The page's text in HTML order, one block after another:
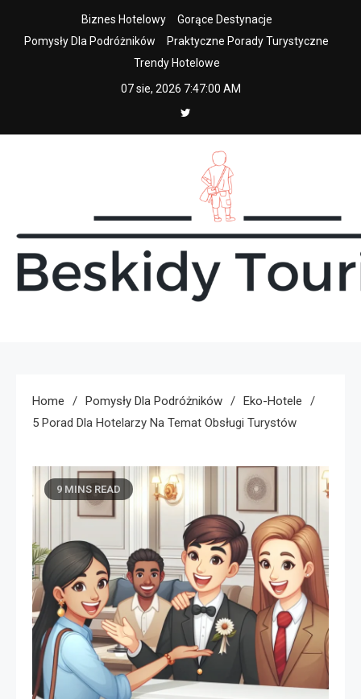
Biznes Hotelowy
Gorące Destynacje
Pomysły Dla Podróżników
Praktyczne Porady Turystyczne
Trendy Hotelowe
07 sie, 2026 7:47:01 AM
Home Pomysły Dla Podróżników
Eko-Hotele
5 Porad Dla Hotelarzy Na Temat Obsługi Turystów
9 MINS READ